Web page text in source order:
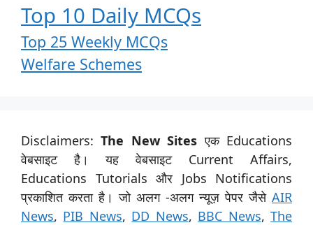
Top 10 Daily MCQs
Top 25 Weekly MCQs
Welfare Schemes
Disclaimers:The New Sites एक Educations
वेबसाइट है। यह वेबसाइट Current Affairs,
Educations Tutorials और Jobs Notifications
प्रकाशित करता है। जो अलग -अलग न्यूज़ पेपर जैसे AIR
News, PIB News, DD News, BBC News,The